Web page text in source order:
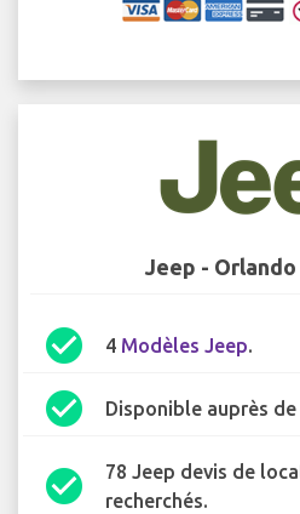
Jeep -
check_circle 4 Modèles Jeep.
check_circle Disponible auprès de
check_circle
78 Jeep devis de
recherchés.